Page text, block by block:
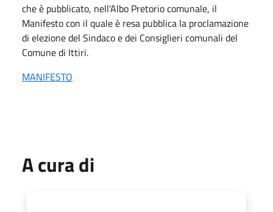
che è pubblicato, nell'Albo Pretorio comunale, il
Manifesto con il quale è resa pubblica la proclamazione
di elezione del Sindaco e dei Consiglieri comunali del
Comune di Ittiri.
MANIFESTO
A cura di